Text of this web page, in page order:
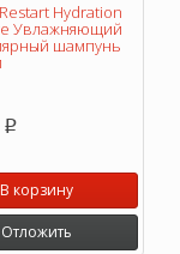
Hydration
Увлажняющий
шампунь
p
В корзину
Отложить